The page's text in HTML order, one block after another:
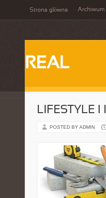
Strona główna Archiwum
REAL
LIFESTYLE I
POSTED BY ADMIN